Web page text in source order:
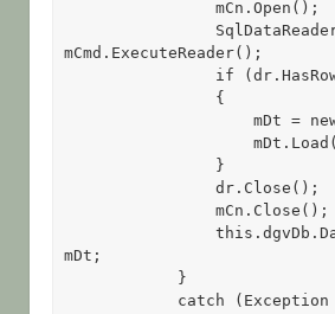
                mCn.Open();
mCmd.ExecuteReader();
                    mDt = new DataTable();
                    mDt.Load(dr);
                dr.Close();
                mCn.Close();
                this.dgvDb.DataSource =
mDt;